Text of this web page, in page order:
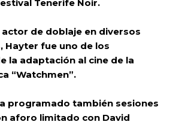
Tenerife Noir.
actor de doblaje en diversos
Hayter fue uno de los
la adaptación al cine de la
“Watchmen”.
programado también sesiones
aforo limitado con David